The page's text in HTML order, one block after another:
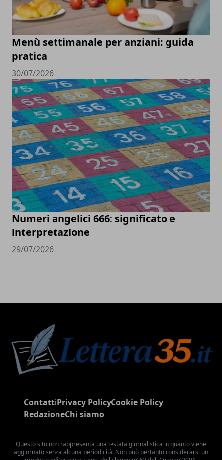
Menù settimanale per anziani: guida
pratica
30/07/2026
Numeri angelici 666: significato e
interpretazione
29/07/2026
ContattiPrivacy PolicyCookie Policy
RedazioneChi siamo
Questo sito non rappresenta una testata giornalistica in quanto viene
aggiornato senza alcuna periodicità. Non può pertanto considerarsi un